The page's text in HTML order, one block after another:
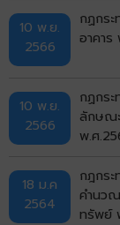
10 พ.ย.
2566
กฏกร
อาคา
10 พ.ย.
2566
กฏกระ
ลักษณ
พ.ศ
18 ม.ค
2564
กฎกระ
คำนว
ทรัพย์